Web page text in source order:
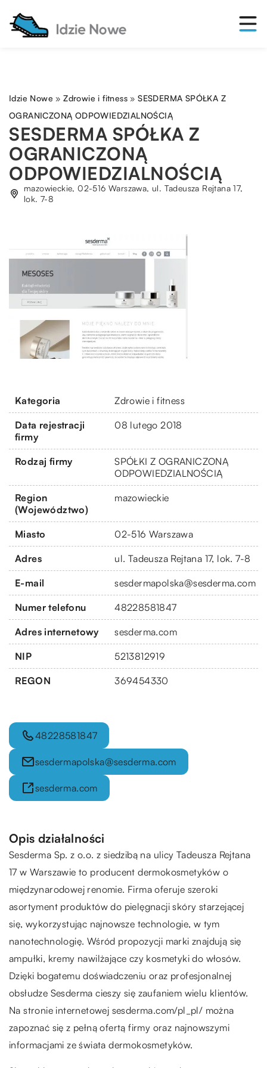
Idzie Nowe »Zdrowie i fitness »SESDERMA SPÓŁKA Z
OGRANICZONĄ ODPOWIEDZIALNOŚCIĄ
SESDERMA SPÓŁKA Z
OGRANICZONĄ
ODPOWIEDZIALNOŚCIĄ
mazowieckie, 02-516 Warszawa, ul. Tadeusza Rejtana 17,
lok. 7-8
Kategoria Zdrowie i fitness
Data rejestracji
firmy
08 lutego 2018
Rodzaj firmy
SPÓŁKI Z OGRANICZONĄ
ODPOWIEDZIALNOŚCIĄ
Region
(Województwo)
mazowieckie
Miasto 02-516 Warszawa
Adres ul. Tadeusza Rejtana 17, lok. 7-8
E-mail sesdermapolska@sesderma.com
Numer telefonu 48228581847
Adres internetowy sesderma.com
NIP 5213812919
REGON 369454330
48228581847
sesdermapolska@sesderma.com
sesderma.com
Opis działalności
Sesderma Sp. z o.o. z siedzibą na ulicy Tadeusza Rejtana
17 w Warszawie to producent dermokosmetyków o
międzynarodowej renomie. Firma oferuje szeroki
asortyment produktów do pielęgnacji skóry starzejącej
się, wykorzystując najnowsze technologie, w tym
nanotechnologię. Wśród propozycji marki znajdują się
ampułki, kremy nawilżające czy kosmetyki do włosów.
Dzięki bogatemu doświadczeniu oraz profesjonalnej
obsłudze Sesderma cieszy się zaufaniem wielu klientów.
Na stronie internetowej sesderma.com/pl_pl/ można
zapoznać się z pełną ofertą firmy oraz najnowszymi
informacjami ze świata dermokosmetyków.